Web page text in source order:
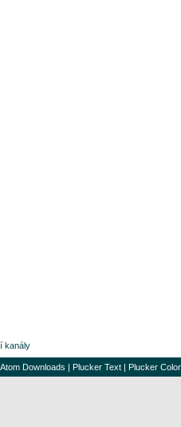
kanály
Atom Downloads | Plucker Text | Plucker Color